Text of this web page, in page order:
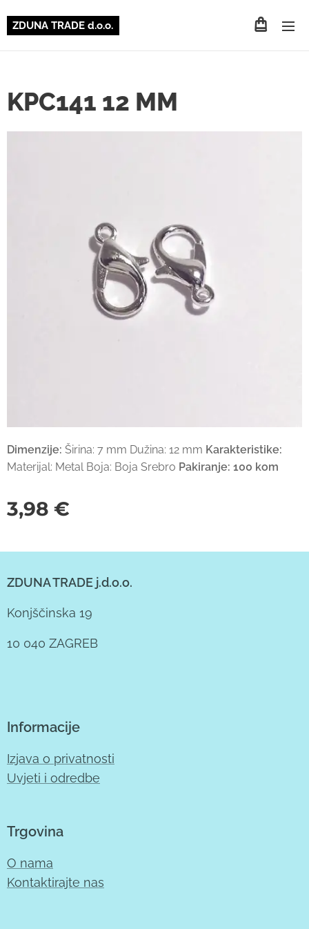
ZDUNA TRADE d.o.o.
KPC141 12 MM
Dimenzije: Širina: 7 mm Dužina: 12 mm Karakteristike:
Materijal: Metal Boja: Boja Srebro Pakiranje: 100 kom
3,98 €
ZDUNA TRADE j.d.o.o.
Konjščinska 19
10 040 ZAGREB
Informacije
Izjava o privatnosti
Uvjeti i odredbe
Trgovina
O nama
Kontaktirajte nas